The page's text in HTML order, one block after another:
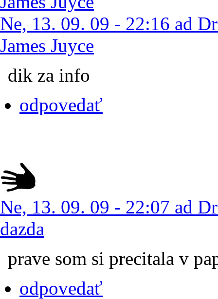
Ne, 13. 09. 09 - 22:16 ad
James Juyce
dik za info
odpovedať
Ne, 13. 09. 09 - 22:07 ad
dazda
prave som si precitala v
odpovedať